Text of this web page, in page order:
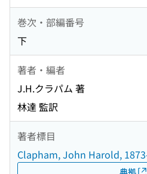
巻次・部編番号
下
著者・編者
J.H.クラパム 著
林達 監訳
著者標目
Clapham, John Harold,
典拠